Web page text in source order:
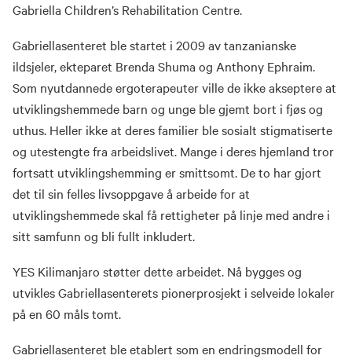
Gabriella Children’s Rehabilitation Centre.
Gabriellasenteret ble startet i 2009 av tanzanianske
ildsjeler, ekteparet Brenda Shuma og Anthony Ephraim.
Som nyutdannede ergoterapeuter ville de ikke akseptere at
utviklingshemmede barn og unge ble gjemt bort i fjøs og
uthus. Heller ikke at deres familier ble sosialt stigmatiserte
og utestengte fra arbeidslivet. Mange i deres hjemland tror
fortsatt utviklingshemming er smittsomt. De to har gjort
det til sin felles livsoppgave å arbeide for at
utviklingshemmede skal få rettigheter på linje med andre i
sitt samfunn og bli fullt inkludert.
YES Kilimanjaro støtter dette arbeidet. Nå bygges og
utvikles Gabriellasenterets pionerprosjekt i selveide lokaler
på en 60 måls tomt.
Gabriellasenteret ble etablert som en endringsmodell for